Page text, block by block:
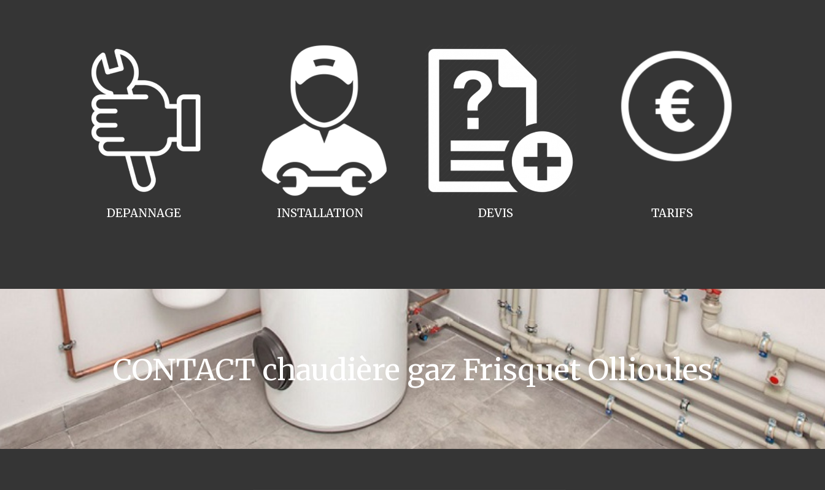
INSTALLATION
DEPANNAGE TARIFS
DEVIS
CONTACT chaudière gaz Frisquet Ollioules